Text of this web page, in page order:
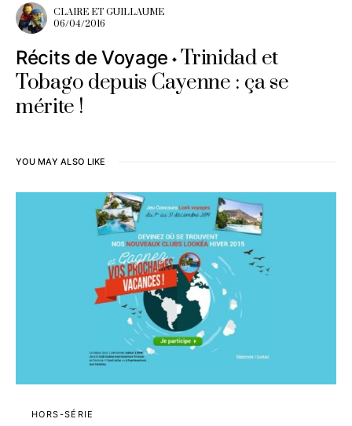
CLAIRE ET GUILLAUME
06/04/2016
Récits de Voyage Trinidad et
Tobago depuis Cayenne : ça se
mérite !
YOU MAY ALSO LIKE
HORS-SÉRIE